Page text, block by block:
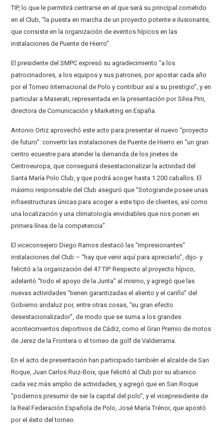
TIP, lo que le permitirá centrarse en el que será su principal cometido
en el Club, “la puesta en marcha de un proyecto potente e ilusionante,
que consiste en la organización de eventos hípicos en las
instalaciones de Puente de Hierro”.
El presidente del SMPC expresó su agradecimiento “a los
patrocinadores, a los equipos y sus patrones, por apostar cada año
por el Torneo Internacional de Polo y contribuir así a su prestigio”, y en
particular a Maserati, representada en la presentación por Silvia Pini,
directora de Comunicación y Marketing en España.
Antonio Ortiz aprovechó este acto para presentar el nuevo “proyecto
de futuro”: convertir las instalaciones de Puente de Hierro en “un gran
centro ecuestre para atender la demanda de los jinetes de
Centroeuropa, que conseguirá desestacionalizar la actividad del
Santa María Polo Club, y que podrá acoger hasta 1.200 caballos. El
máximo responsable del Club aseguró que “Sotogrande posee unas
infraestructuras únicas para acoger a este tipo de clientes, así como
una localización y una climatología envidiables que nos ponen en
primera línea de la competencia”.
El viceconsejero Diego Ramos destacó las “impresionantes”
instalaciones del Club – “hay que venir aquí para apreciarlo”, dijo- y
felicitó a la organización del 47 TIP. Respecto al proyecto hípico,
adelantó “todo el apoyo de la Junta” al mismo, y agregó que las
nuevas actividades “tienen garantizadas el aliento y el cariño” del
Gobierno andaluz por, entre otras cosas, “su gran efecto
desestacionalizador”, de modo que se suma a los grandes
acontecimientos deportivos de Cádiz, como el Gran Premio de motos
de Jerez de la Frontera o el torneo de golf de Valderrama.
En el acto de presentación han participado también el alcalde de San
Roque, Juan Carlos Ruiz-Boix, que felicitó al Club por su abanico
cada vez más amplio de actividades, y agregó que en San Roque
“podemos presumir de ser la capital del polo”, y el vicepresidente de
la Real Federación Española de Polo, José María Trénor, que apostó
por el éxito del torneo.